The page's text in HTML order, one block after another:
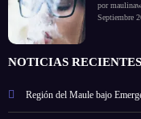
por
Septiembre
NOTICIAS RECIENTES
Región del Maule bajo